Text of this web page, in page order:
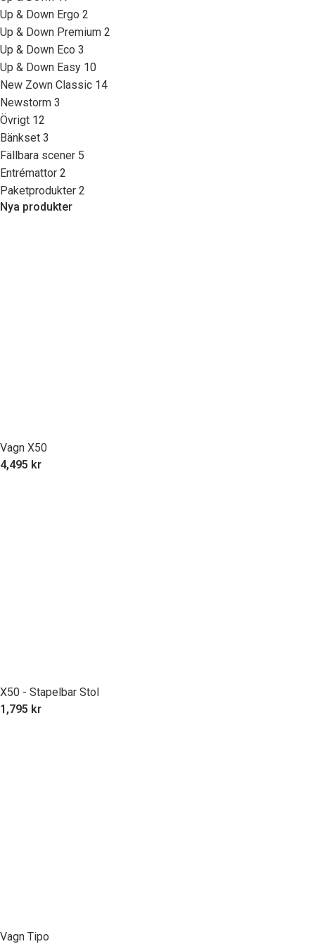
Up & Down Ergo 2
Up & Down Premium 2
Up & Down Eco 3
Up & Down Easy 10
New Zown Classic 14
Newstorm 3
Övrigt 12
Bänkset 3
Fällbara scener 5
Entrémattor 2
Paketprodukter 2
Nya produkter
Vagn X50
4,495 kr
X50 - Stapelbar Stol
1,795 kr
Vagn Tipo